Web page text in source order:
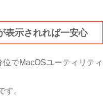
表示されれば一安心
でMacOSユーティリティ
す。